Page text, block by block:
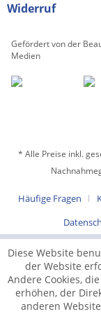
Trompete
strahlenden
die Orgel den
orchestralen
rhythmischer
Konzertauftakt.
Widerruf
Gefördert von der
Medien
* Alle Preise inkl.
Häufige Fragen
Diese Website
der Website
Andere Cookies,
erhöhen, der
anderen